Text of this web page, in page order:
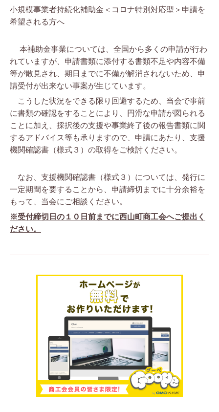
小規模事業者持続化補助金＜コロナ特別対応型＞申請を
希望される方へ
本補助金事業については、全国から多くの申請が行わ
れていますが、申請書類に添付する書類不足や内容不備
等が散見され、期日までに不備が解消されないため、申
請受付が出来ない事案が生じています。
こうした状況をできる限り回避するため、当会で事前
に書類の確認をすることにより、円滑な申請が図られる
ことに加え、採択後の支援や事業終了後の報告書類に関
するアドバイス等も承りますので、申請にあたり、支援
機関確認書（様式３）の取得をご検討ください。
なお、支援機関確認書（様式３）については、発行に
一定期間を要することから、申請締切までに十分余裕を
もって、当会にご相談ください。
※受付締切日の１０日前までに西山町商工会へご提出く
ださい。